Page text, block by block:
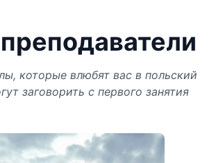
которые влюбят вас в польский
заговорить с первого занятия